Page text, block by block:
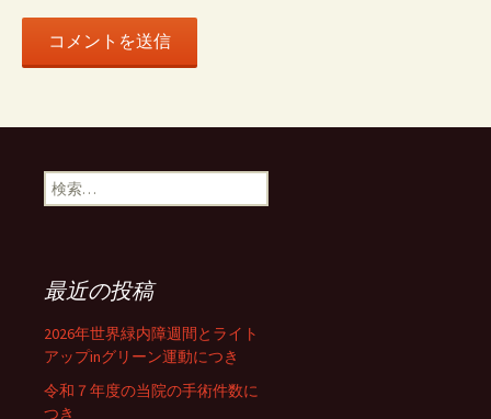
検
索:
最近の投稿
2026年世界緑内障週間とライト
アップinグリーン運動につき
令和７年度の当院の手術件数に
つき